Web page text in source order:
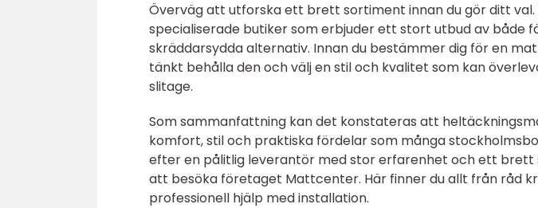
Överväg att utforska ett brett sortiment innan du gör ditt val.
specialiserade butiker som erbjuder ett stort utbud av både
skräddarsydda alternativ. Innan du bestämmer dig för en
tänkt behålla den och välj en stil och kvalitet som kan
slitage.
Som sammanfattning kan det konstateras att
komfort, stil och praktiska fördelar som många
efter en pålitlig leverantör med stor erfarenhet och ett
att besöka företaget Mattcenter. Här finner du allt från råd
professionell hjälp med installation.